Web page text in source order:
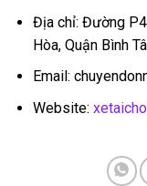
Địa chỉ: Đường
Hòa, Quận Bình
Email:
Website: